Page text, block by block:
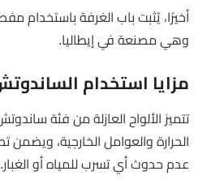
أخيرًا، يُثبت باب الغرفة باستخدام
وهي مصنعة في إيطاليا.
مزايا استخدام
تتميز الألواح العازلة من فئة
الحرارة والعوامل الخارجية، ويضمن
عدم حدوث أي تسرب للمياه أو الغبار.